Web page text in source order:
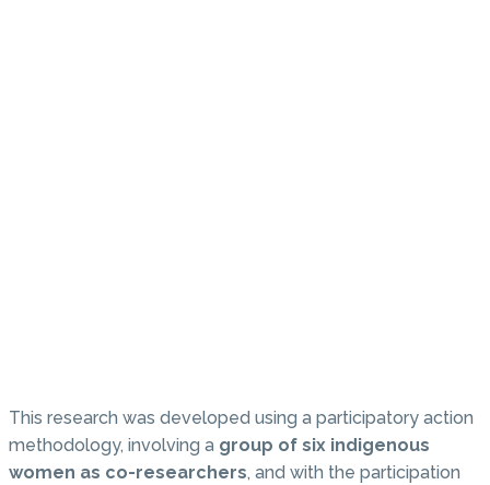
This research was developed using a participatory action
methodology, involving a group of six indigenous
women as co-researchers, and with the participation